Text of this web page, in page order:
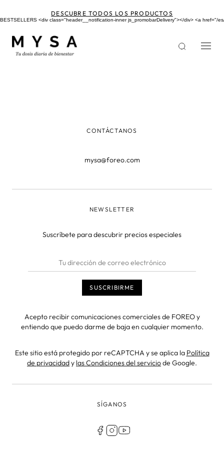
contenido
DESCUBRE TODOS LOS PRODUCTOS
BESTSELLERS <div class="header__notification-inner js_promobarDelivery"></div> <a href="/
CONTÁCTANOS
mysa@foreo.com
NEWSLETTER
Suscríbete para descubrir precios especiales
Acepto recibir comunicaciones comerciales de FOREO y
entiendo que puedo darme de baja en cualquier momento.
Este sitio está protegido por reCAPTCHA y se aplica la Política
de privacidady las Condiciones del serviciode Google.
SÍGANOS